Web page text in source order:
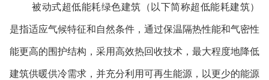
被动式超低能耗绿色建筑（以下简称超低能耗建筑）
是指适应气候特征和自然条件，通过保温隔热性能和气密性
能更高的围护结构，采用高效热回收技术，最大程度地降低
建筑供暖供冷需求，并充分利用可再生能源，以更少的能源